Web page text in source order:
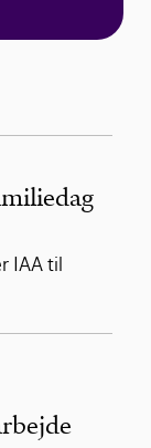
IAA til